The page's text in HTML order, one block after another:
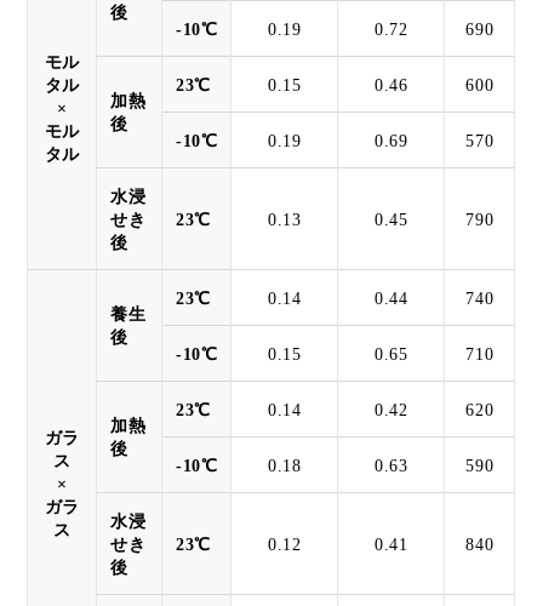
モル
タル
×
モル
タル
後
-10℃ 0.19 0.72 690
加熱
後
23℃ 0.15 0.46 600
-10℃ 0.19 0.69 570
水浸
せき
後
23℃ 0.13 0.45 790
ガラ
ス
×
ガラ
ス
養生
後
23℃ 0.14 0.44 740
-10℃ 0.15 0.65 710
加熱
後
23℃ 0.14 0.42 620
-10℃ 0.18 0.63 590
水浸
せき
後
23℃ 0.12 0.41 840